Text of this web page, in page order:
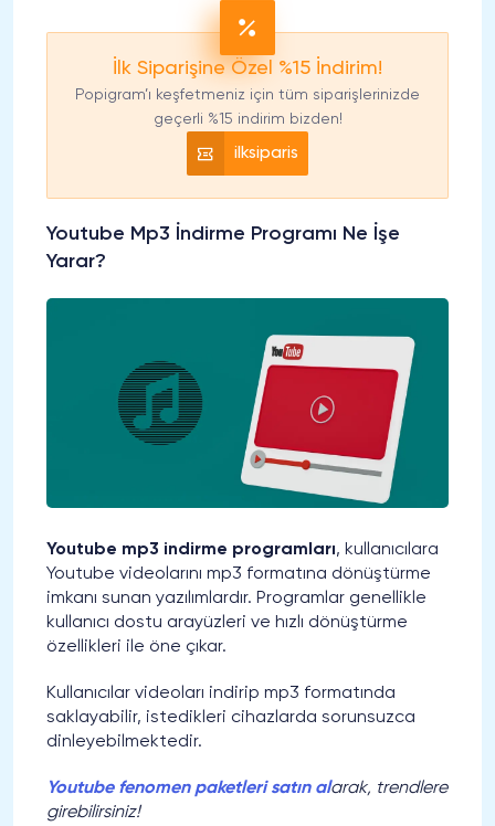
İlk Siparişine Özel %15 İndirim!
Popigram’ı keşfetmeniz için tüm siparişlerinizde
geçerli %15 indirim bizden!
ilksiparis
Youtube Mp3 İndirme Programı Ne İşe
Yarar?
Youtube mp3 indirme programları, kullanıcılara
Youtube videolarını mp3 formatına dönüştürme
imkanı sunan yazılımlardır. Programlar genellikle
kullanıcı dostu arayüzleri ve hızlı dönüştürme
özellikleri ile öne çıkar.
Kullanıcılar videoları indirip mp3 formatında
saklayabilir, istedikleri cihazlarda sorunsuzca
dinleyebilmektedir.
Youtube fenomen paketleri satın alarak, trendlere
girebilirsiniz!